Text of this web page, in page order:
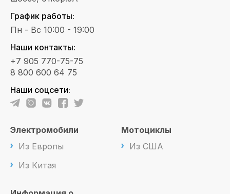
График работы:
Пн - Вс 10:00 - 19:00
Наши контакты:
+7 905 770-75-75
8 800 600 64 75
Наши соцсети:
Электромобили
Из Европы
Из Китая
Мотоциклы
Из США